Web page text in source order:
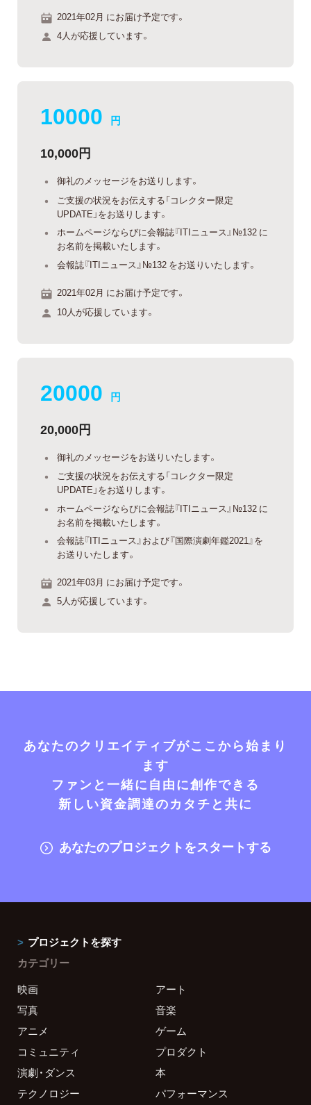
2021年02月 にお届け予定です。
4人が応援しています。
10000 円
10,000円
御礼のメッセージをお送りします。
ご支援の状況をお伝えする「コレクター限定
UPDATE」をお送りします。
ホームページならびに会報誌『ITIニュース』№132 に
お名前を掲載いたします。
会報誌『ITIニュース』№132 をお送りいたします。
2021年02月 にお届け予定です。
10人が応援しています。
20000 円
20,000円
御礼のメッセージをお送りいたします。
ご支援の状況をお伝えする「コレクター限定
UPDATE」をお送りします。
ホームページならびに会報誌『ITIニュース』№132 に
お名前を掲載いたします。
会報誌『ITIニュース』および『国際演劇年鑑2021』を
お送りいたします。
2021年03月 にお届け予定です。
5人が応援しています。
あなたのクリエイティブがここから始まり
ます
ファンと一緒に自由に創作できる
新しい資金調達のカタチと共に
あなたのプロジェクトをスタートする
プロジェクトを探す
カテゴリー
映画
アート
写真
音楽
アニメ
ゲーム
コミュニティ
プロダクト
演劇・ダンス
本
テクノロジー
パフォーマンス